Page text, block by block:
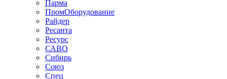
Парма
ПромОборудование
Райдер
Ресанта
Ресурс
САВО
Сибирь
Союз
Спец